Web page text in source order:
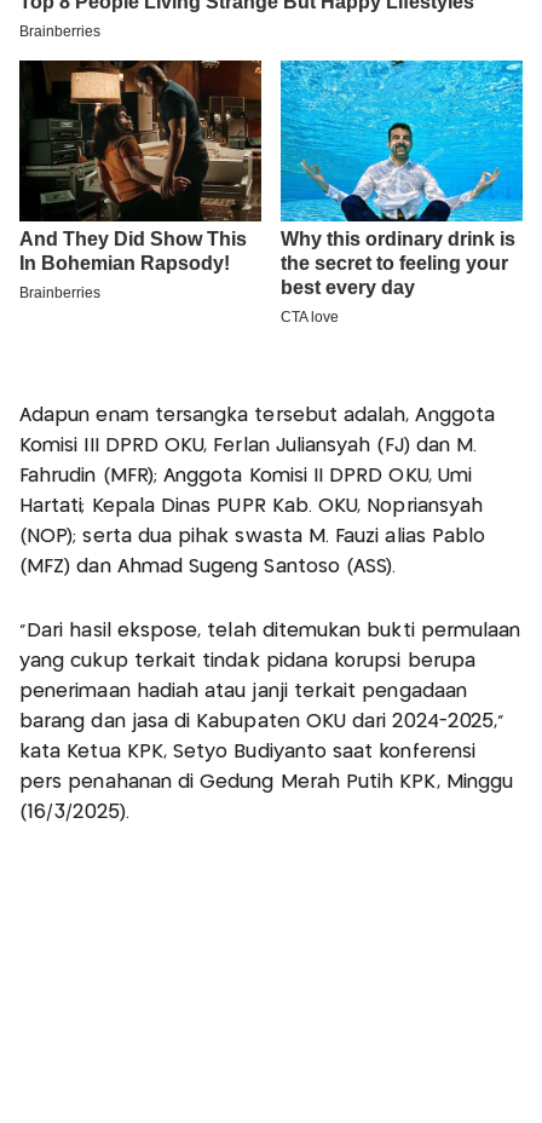
Adapun enam tersangka tersebut adalah, Anggota
Komisi III DPRD OKU, Ferlan Juliansyah (FJ) dan M.
Fahrudin (MFR); Anggota Komisi II DPRD OKU, Umi
Hartati; Kepala Dinas PUPR Kab. OKU, Nopriansyah
(NOP); serta dua pihak swasta M. Fauzi alias Pablo
(MFZ) dan Ahmad Sugeng Santoso (ASS).
"Dari hasil ekspose, telah ditemukan bukti permulaan
yang cukup terkait tindak pidana korupsi berupa
penerimaan hadiah atau janji terkait pengadaan
barang dan jasa di Kabupaten OKU dari 2024-2025,"
kata Ketua KPK, Setyo Budiyanto saat konferensi
pers penahanan di Gedung Merah Putih KPK, Minggu
(16/3/2025).